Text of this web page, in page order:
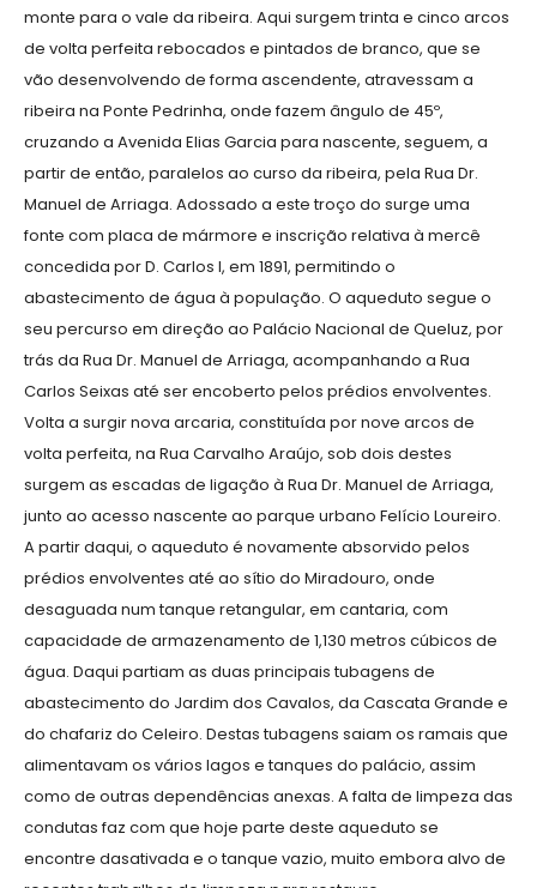
monte para o vale da ribeira. Aqui surgem trinta e cinco arcos
de volta perfeita rebocados e pintados de branco, que se
vão desenvolvendo de forma ascendente, atravessam a
ribeira na Ponte Pedrinha, onde fazem ângulo de 45º,
cruzando a Avenida Elias Garcia para nascente, seguem, a
partir de então, paralelos ao curso da ribeira, pela Rua Dr.
Manuel de Arriaga. Adossado a este troço do surge uma
fonte com placa de mármore e inscrição relativa à mercê
concedida por D. Carlos I, em 1891, permitindo o
abastecimento de água à população. O aqueduto segue o
seu percurso em direção ao Palácio Nacional de Queluz, por
trás da Rua Dr. Manuel de Arriaga, acompanhando a Rua
Carlos Seixas até ser encoberto pelos prédios envolventes.
Volta a surgir nova arcaria, constituída por nove arcos de
volta perfeita, na Rua Carvalho Araújo, sob dois destes
surgem as escadas de ligação à Rua Dr. Manuel de Arriaga,
junto ao acesso nascente ao parque urbano Felício Loureiro.
A partir daqui, o aqueduto é novamente absorvido pelos
prédios envolventes até ao sítio do Miradouro, onde
desaguada num tanque retangular, em cantaria, com
capacidade de armazenamento de 1,130 metros cúbicos de
água. Daqui partiam as duas principais tubagens de
abastecimento do Jardim dos Cavalos, da Cascata Grande e
do chafariz do Celeiro. Destas tubagens saiam os ramais que
alimentavam os vários lagos e tanques do palácio, assim
como de outras dependências anexas. A falta de limpeza das
condutas faz com que hoje parte deste aqueduto se
encontre dasativada e o tanque vazio, muito embora alvo de